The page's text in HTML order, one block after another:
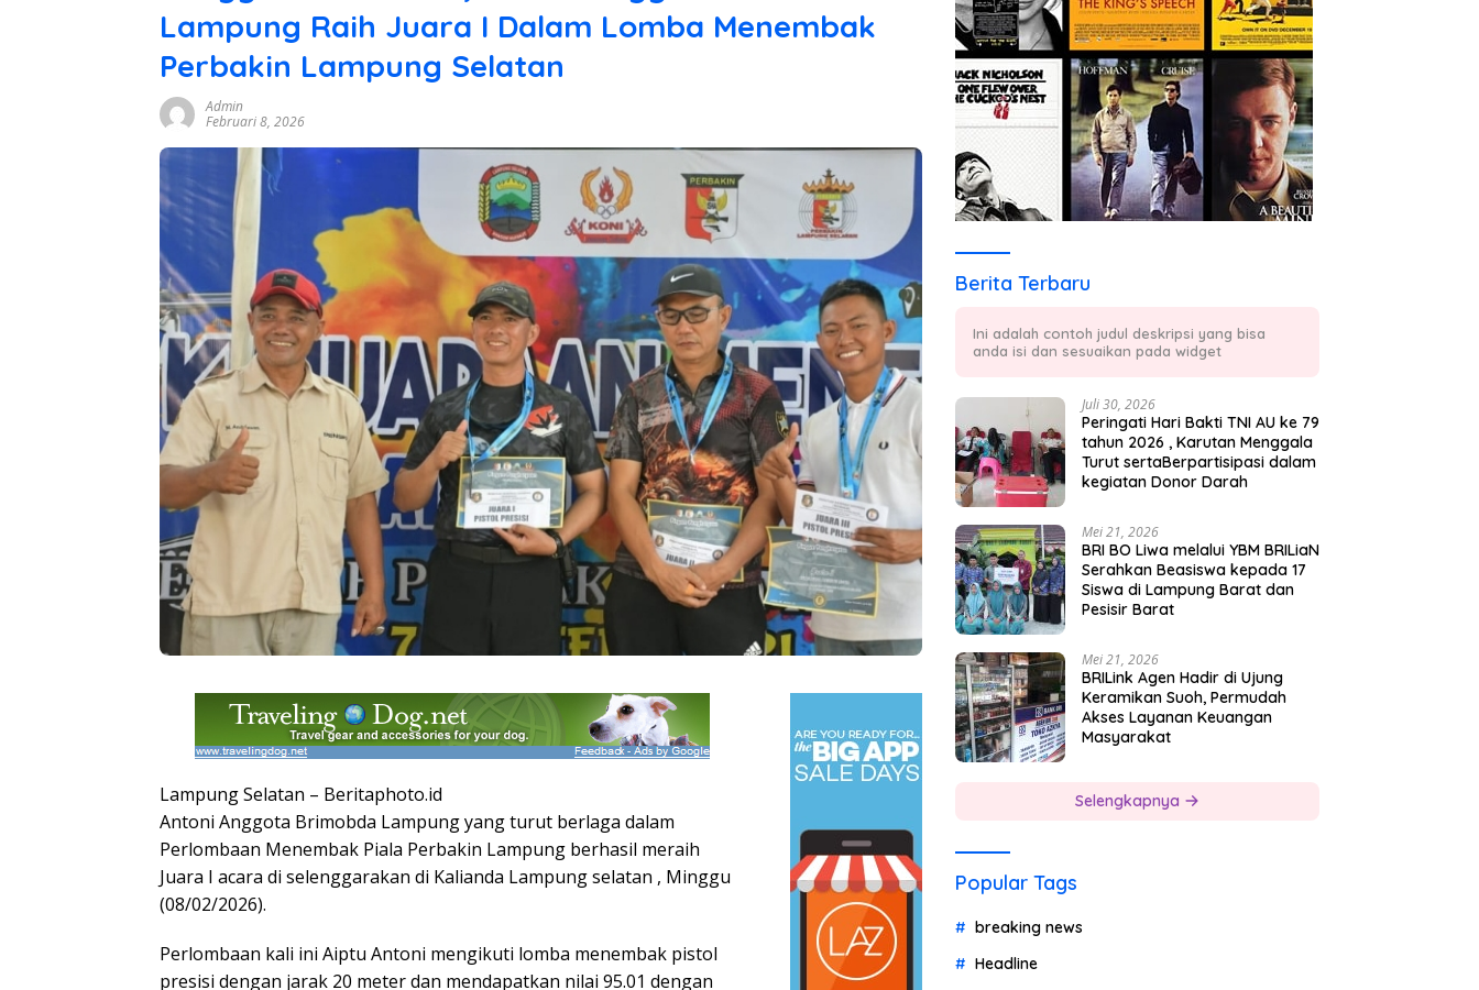
Lampung Raih Juara I Dalam Lomba Menembak
Perbakin Lampung Selatan
Admin
Februari 8, 2026
Lampung Selatan – Beritaphoto.id
Antoni Anggota Brimobda Lampung yang turut berlaga dalam
Perlombaan Menembak Piala Perbakin Lampung berhasil meraih
Juara I acara di selenggarakan di Kalianda Lampung selatan , Minggu
(08/02/2026).
Perlombaan kali ini Aiptu Antoni mengikuti lomba menembak pistol
presisi dengan jarak 20 meter dan mendapatkan nilai 95.01 dengan
Berita Terbaru
Ini adalah contoh judul deskripsi yang bisa
anda isi dan sesuaikan pada widget
Juli 30, 2026
Peringati Hari Bakti TNI AU ke 79
tahun 2026 , Karutan Menggala
Turut sertaBerpartisipasi dalam
kegiatan Donor Darah
Mei 21, 2026
BRI BO Liwa melalui YBM BRILiaN
Serahkan Beasiswa kepada 17
Siswa di Lampung Barat dan
Pesisir Barat
Mei 21, 2026
BRILink Agen Hadir di Ujung
Keramikan Suoh, Permudah
Akses Layanan Keuangan
Masyarakat
Selengkapnya
Popular Tags
breaking news
Headline